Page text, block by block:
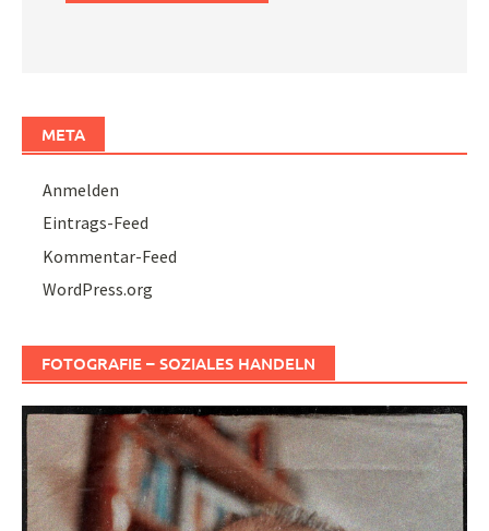
META
Anmelden
Eintrags-Feed
Kommentar-Feed
WordPress.org
FOTOGRAFIE – SOZIALES HANDELN